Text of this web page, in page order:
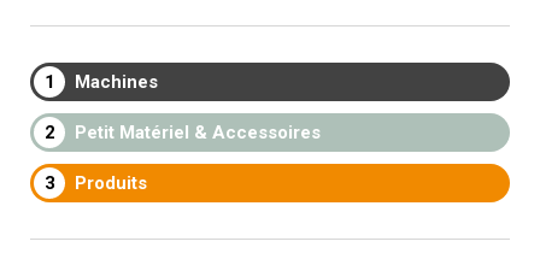
1 Machines
2 Petit Matériel & Accessoires
3 Produits